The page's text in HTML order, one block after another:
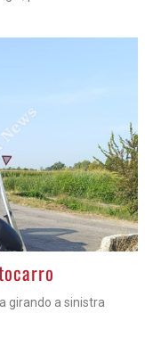
girando a sinistra